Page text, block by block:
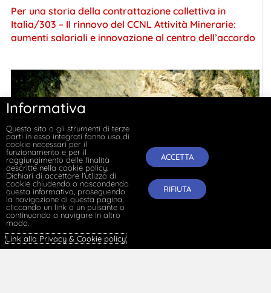
Per una storia della contrattazione collettiva in
Italia/303 – Il rinnovo del CCNL Attività Minerarie:
aumenti salariali e innovazione al centro dell’accordo
Informativa
Questo sito o gli strumenti di terze
parti in esso integrati fanno uso di
cookie necessari per il
funzionamento e per il
raggiungimento delle finalità
descritte nella cookie policy.
Dichiari di accettare l'utlizzo di
cookie chiudendo o nascondendo
questa informativa, proseguendo
la navigazione di questa pagina,
cliccando un link o un pulsante o
continuando a navigare in altro
modo.
Link alla Privacy & Cookie policy.
ACCETTA
RIFIUTA